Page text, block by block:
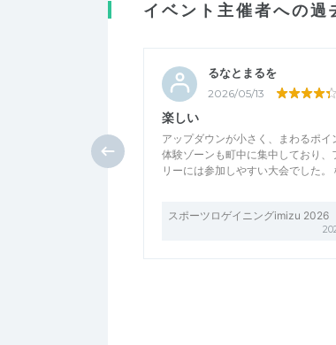
イベント主催者への過
るなとまるを
2026/05/13
楽しい
アップダウンが小さく、まわるポイ
体験ゾーンも町中に集中しており、
リーには参加しやすい大会でした。
スポーツロゲイニングimizu 2026